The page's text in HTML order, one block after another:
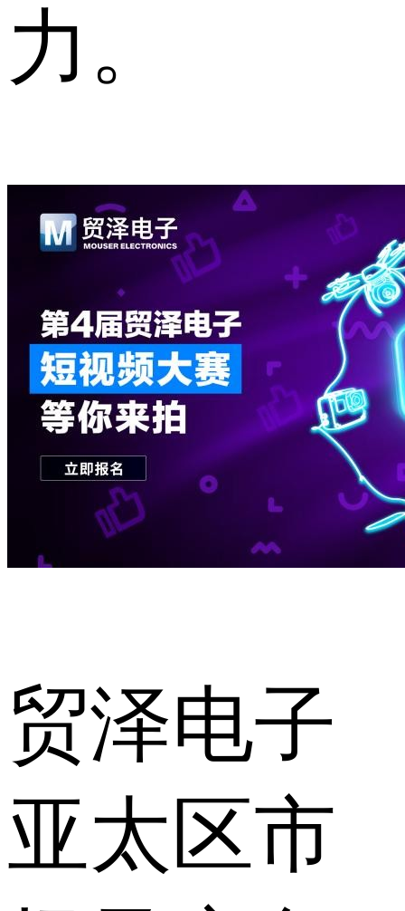
力。
贸泽电子
亚太区市